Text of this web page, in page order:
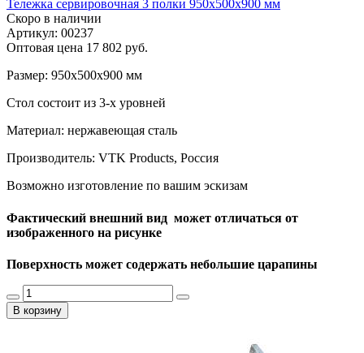
Тележка сервировочная 3 полки 950х500х900 мм
Скоро в наличии
Артикул: 00237
Оптовая цена 17 802 руб.
Размер: 950х500х900 мм
Стол состоит из 3-х уровней
Материал: нержавеющая сталь
Производитель: VTK Products, Россия
Возможно изготовление по вашим эскизам
Фактический внешний вид может отличаться от
изображенного на рисунке
Поверхность может содержать небольшие царапины
В корзину